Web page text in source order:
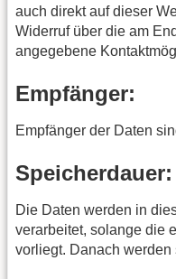
auch direkt auf dieser
Widerruf über die am
angegebene
Empfänger:
Empfänger der Daten
Speicherdauer:
Die Daten werden in
verarbeitet, solange die
vorliegt. Danach werden